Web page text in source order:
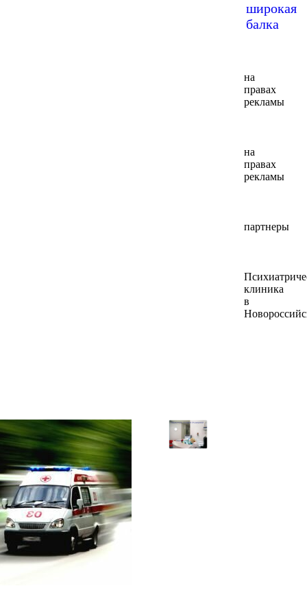
широкая
балка
на
правах
рекламы
на
правах
рекламы
партнеры
клиника
в